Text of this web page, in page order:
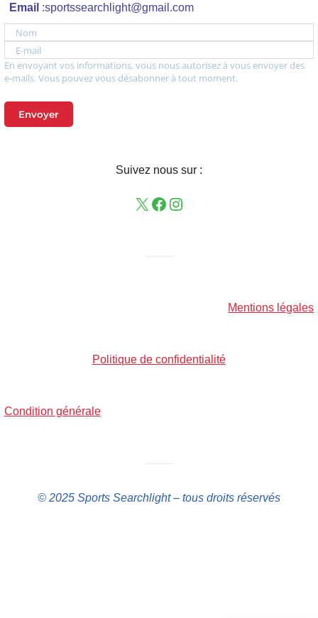
Email :sportssearchlight@gmail.com
Nom
E-mail
En envoyant vos informations, vous nous autorisez à vous envoyer des
e-mails. Vous pouvez vous désabonner à tout moment.
Envoyer
Suivez nous sur :
Mentions légales
Politique de confidentialité
Condition générale
© 2025 Sports Searchlight – tous droits réservés